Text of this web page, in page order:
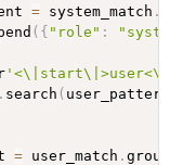
= system_match .
( { "role" : "system"
. search ( user_pattern
= user_match . group